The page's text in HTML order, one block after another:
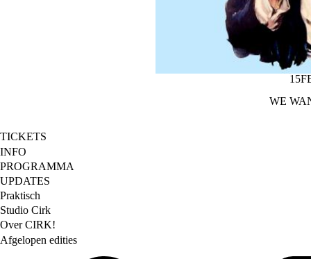
HOPMARKT
WE
Footer
main
TICKETS
INFO
PROGRAMMA
UPDATES
Footer
secondary
Praktisch
Studio Cirk
Over CIRK!
Afgelopen edities